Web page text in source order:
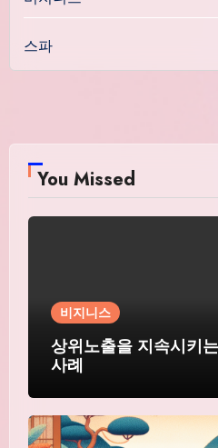
스파
You Missed
비지니스
상위노출을 지속시키
사례